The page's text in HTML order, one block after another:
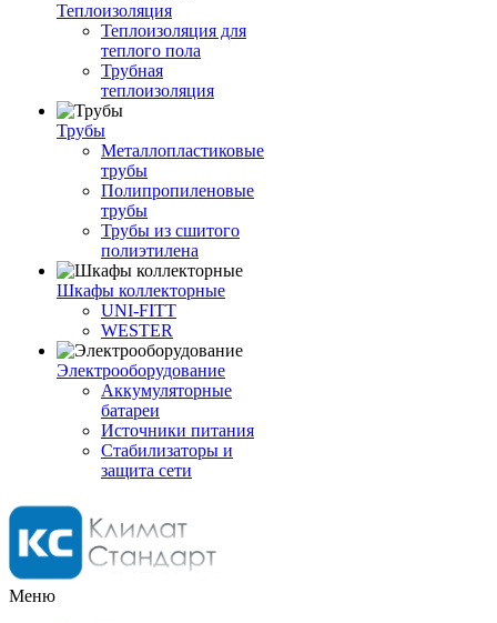
Теплоизоляция
Теплоизоляция для
теплого пола
Трубная
теплоизоляция
Трубы
Металлопластиковые
трубы
Полипропиленовые
трубы
Трубы из сшитого
полиэтилена
Шкафы коллекторные
UNI-FITT
WESTER
Электрооборудование
Аккумуляторные
батареи
Источники питания
Стабилизаторы и
защита сети
Меню